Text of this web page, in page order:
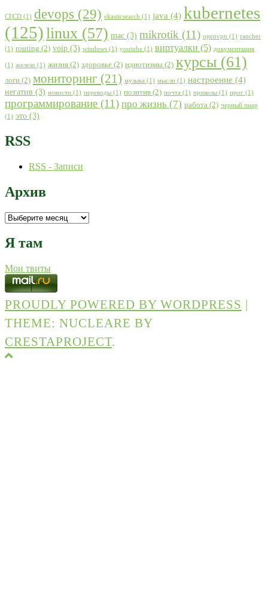
CI|CD (1) devops (29) ekasticsearch (1) java (4) kubernetes
(125)linux (57) mac (3) mikrotik (11) openvpn (1) rancher
(1) routing (2) voip (3) windows (1) youtube (1) виртуалки (5) документация
(1) железо (1) жизня (2) здоровье (2) идиотизмы (2) курсы (61)
логи (2) мониторинг (21) музыка (1) мысли (1) настроение (4)
негатив (3) новости (1) переводы (1) позитив (2) почта (1) приколы (1) прог (1)
программирование (11) про жизнь (7) работа (2) черный пиар
(1) это (3)
RSS
RSS - Записи
Архив
Архив
Я там
Мои твиты
PROUDLY POWERED BY WORDPRESS |
THEME: NUCLEARE BY
CRESTAPROJECT.
Back